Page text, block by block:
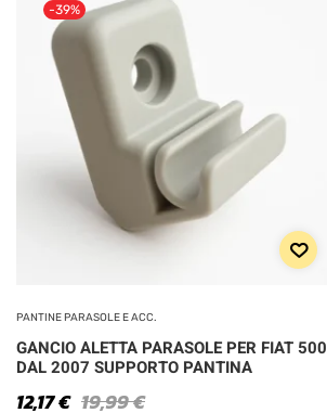
-39%
PANTINE PARASOLE E ACC.
GANCIO ALETTA PARASOLE PER FIAT 500
DAL 2007 SUPPORTO PANTINA
19,99€
12,17€